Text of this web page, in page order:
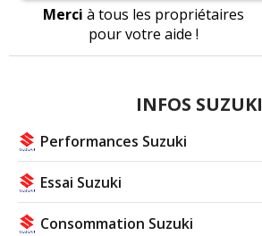
Merci à tous les propriétaires
pour votre aide !
INFOS SUZUKI
Performances Suzuki
Essai Suzuki
Consommation Suzuki